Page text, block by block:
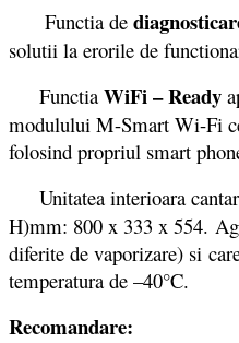
Functia de
solutii la erorile de
Functia WiFi – Ready
modulului M-Smart Wi-Fi
folosind propriul smart
Unitatea interioara
H)mm: 800 x 333 x 554.
diferite de vaporizare) si
temperatura de –40°C.
Recomandare: